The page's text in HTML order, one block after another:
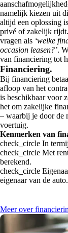
namelijk kiezen uit
altijd een oplossing
privé of zakelijk
vragen als ‘welke
occasion leasen?’.
van financiering tot
Financiering.
Bij financiering
afloop van het
is beschikbaar voor
het om zakelijke
– waarbij je door de
voertuig.
Kenmerken van
check_circle In
check_circle Met
berekend.
check_circle
eigenaar van de auto.
Meer over